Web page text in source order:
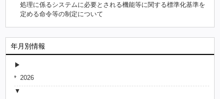
処理に係るシステムに必要とされる機能等に関する標準化基準を
定める命令等の制定について
年月別情報
2026